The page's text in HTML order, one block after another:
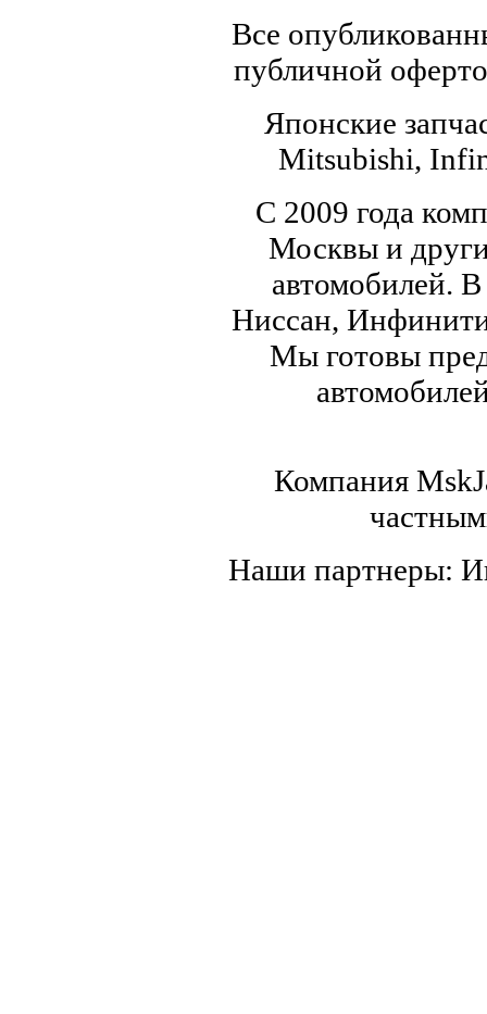
Все
публичной
Японские
Mitsubishi,
С 2009 года
Москвы и
автомобилей.
Ниссан,
Мы готовы
Компания
Наши партнеры: